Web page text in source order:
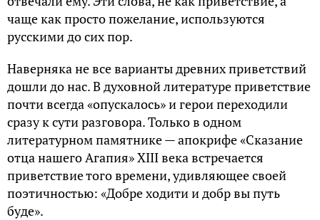
чаще как просто пожелание, используются
русскими до сих пор.
Наверняка не все варианты древних приветствий
дошли до нас. В духовной литературе приветствие
почти всегда «опускалось» и герои переходили
сразу к сути разговора. Только в одном
литературном памятнике — апокрифе «Сказание
отца нашего Агапия» XIII века встречается
приветствие того времени, удивляющее своей
поэтичностью: «Добре ходити и добр вы путь
буде».